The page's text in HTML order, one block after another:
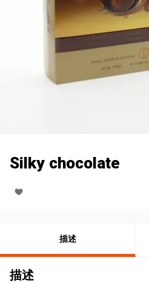
Silky chocolate
描述
描述